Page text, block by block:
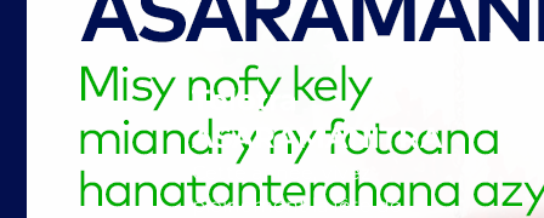
Tolotra
ASARAMANITRA
Cette année, vivez
pleinement la fête de